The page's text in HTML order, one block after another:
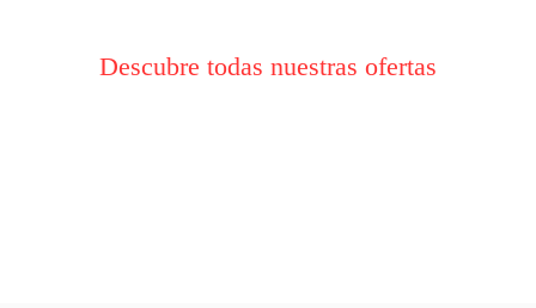
Descubre todas nuestras ofertas